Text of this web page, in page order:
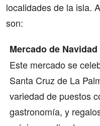
localidades de la isla.
son:
Mercado de
Este mercado se
Santa Cruz de La
variedad de puestos
gastronomía, y